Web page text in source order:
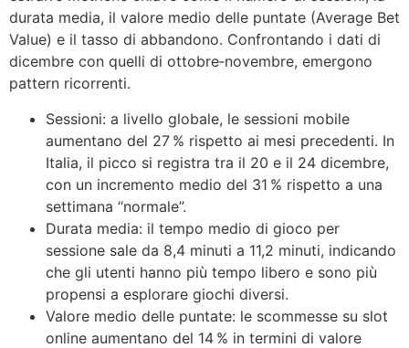
durata media, il valore medio delle puntate (Average Bet
Value) e il tasso di abbandono. Confrontando i dati di
dicembre con quelli di ottobre‑novembre, emergono
pattern ricorrenti.
Sessioni: a livello globale, le sessioni mobile
aumentano del 27 % rispetto ai mesi precedenti. In
Italia, il picco si registra tra il 20 e il 24 dicembre,
con un incremento medio del 31 % rispetto a una
settimana “normale”.
Durata media: il tempo medio di gioco per
sessione sale da 8,4 minuti a 11,2 minuti, indicando
che gli utenti hanno più tempo libero e sono più
propensi a esplorare giochi diversi.
Valore medio delle puntate: le scommesse su slot
online aumentano del 14 % in termini di valore